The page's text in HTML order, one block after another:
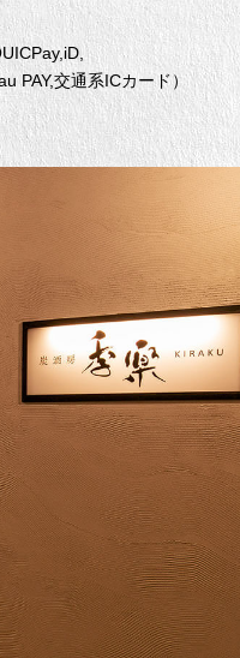
PAY,交通系ICカード）